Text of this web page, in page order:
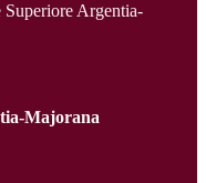
Argentia-
Majorana